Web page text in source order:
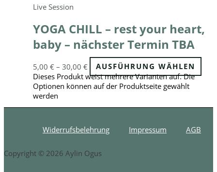
Live Session
YOGA CHILL – rest your heart,
baby – nächster Termin TBA
5,00 € – 30,00 €
AUSFÜHRUNG WÄHLEN
Dieses Produkt weist mehrere Varianten auf. Die
Optionen können auf der Produktseite gewählt
werden
Widerrufsbelehrung Impressum AGB
Copyright © 2026 Aylin Ogus